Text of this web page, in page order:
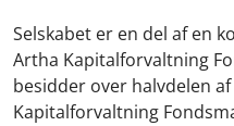
Selskabet er en del af en
Artha Kapitalforvaltning
besidder over halvdelen
Kapitalforvaltning